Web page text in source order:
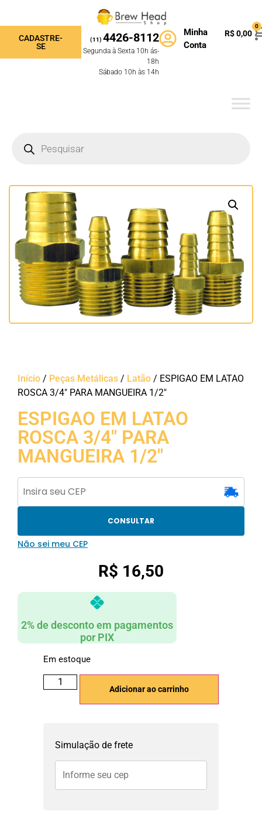
CADASTRE-
SE
(11) 4426-8112
Segunda à Sexta 10h ás-
18h
Sábado 10h às 14h
Minha
Conta
R$0,00
0
Início / Peças Metálicas / Latão / ESPIGAO EM LATAO
ROSCA 3/4″ PARA MANGUEIRA 1/2″
ESPIGAO EM LATAO
ROSCA 3/4″ PARA
MANGUEIRA 1/2″
CONSULTAR
Não sei meu CEP
R$ 16,50
2% de desconto em pagamentos
por PIX
Em estoque
Adicionar ao carrinho
Simulação de frete